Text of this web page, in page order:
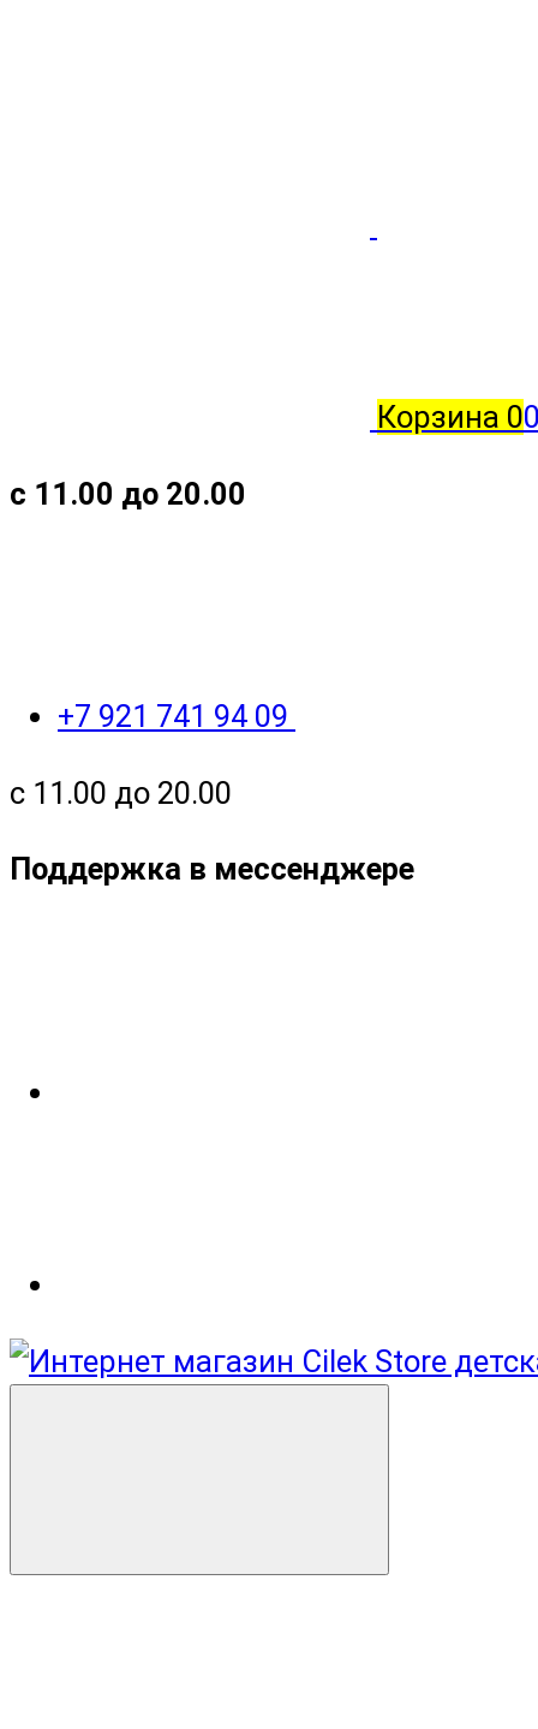
Корзина 0
с 11.00 до 20.00
+7 921 741 94 09
с 11.00 до 20.00
Поддержка в мессенджере